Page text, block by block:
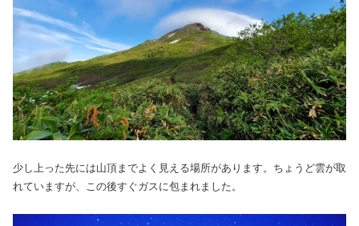
少し上った先には山頂までよく見える場所があります。ちょうど雲が取
れていますが、この後すぐガスに包まれました。